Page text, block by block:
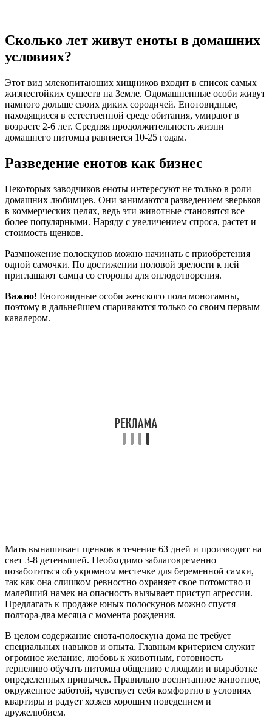
Сколько лет живут еноты в домашних
условиях?
Этот вид млекопитающих хищников входит в список самых
жизнестойких существ на Земле. Одомашненные особи живут
намного дольше своих диких сородичей. Енотовидные,
находящиеся в естественной среде обитания, умирают в
возрасте 2-6 лет. Средняя продолжительность жизни
домашнего питомца равняется 10-25 годам.
Разведение енотов как бизнес
Некоторых заводчиков еноты интересуют не только в роли
домашних любимцев. Они занимаются разведением зверьков
в коммерческих целях, ведь эти животные становятся все
более популярными. Наряду с увеличением спроса, растет и
стоимость щенков.
Размножение полоскунов можно начинать с приобретения
одной самочки. По достижении половой зрелости к ней
приглашают самца со стороны для оплодотворения.
Важно! Енотовидные особи женского пола моногамны,
поэтому в дальнейшем спариваются только со своим первым
кавалером.
Мать вынашивает щенков в течение 63 дней и производит на
свет 3-8 детенышей. Необходимо заблаговременно
позаботиться об укромном местечке для беременной самки,
так как она слишком ревностно охраняет свое потомство и
малейший намек на опасность вызывает приступ агрессии.
Предлагать к продаже юных полоскунов можно спустя
полтора-два месяца с момента рождения.
В целом содержание енота-полоскуна дома не требует
специальных навыков и опыта. Главным критерием служит
огромное желание, любовь к животным, готовность
терпеливо обучать питомца общению с людьми и выработке
определенных привычек. Правильно воспитанное животное,
окруженное заботой, чувствует себя комфортно в условиях
квартиры и радует хозяев хорошим поведением и
дружелюбием.